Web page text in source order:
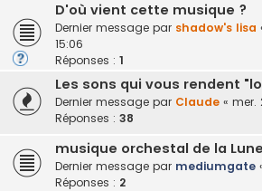
D'où vient cette musique ?
Dernier message par shadow's lisa
15:06
Réponses : 1
Les sons qui vous rendent
Dernier message par Claude « mer.
Réponses : 38
musique orchestal de la Lune
Dernier message par mediumgate
Réponses : 2